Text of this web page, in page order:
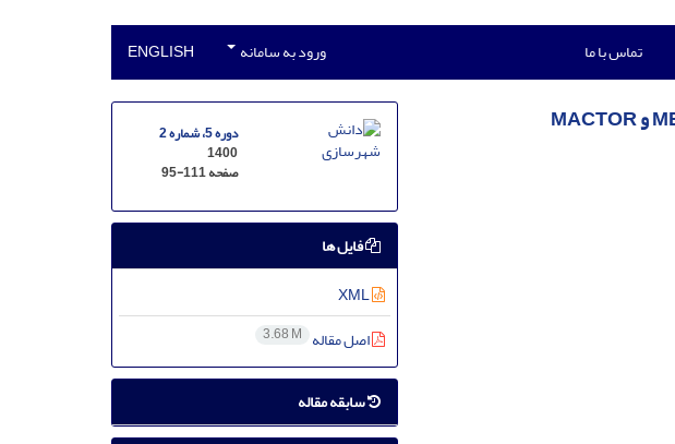
تماس با ما ورود به سامانه ENGLISH
دوره 5، شماره 2
1400
صفحه95-111
فایل ها
XML
اصل مقاله 3.68 M
سابقه مقاله